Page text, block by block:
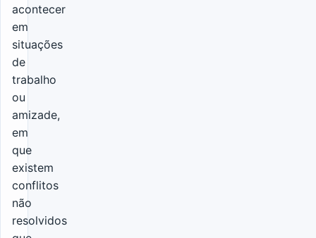
acontecer
em
situações
de
trabalho
ou
amizade,
em
que
existem
conflitos
não
resolvidos